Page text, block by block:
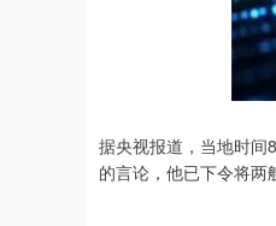
据央视报道，当地时间
的言论，他已下令将两